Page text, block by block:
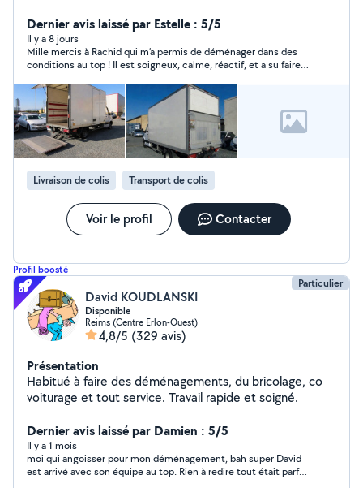
contacter pour plus d'informations.
Dernier avis laissé par Estelle : 5/5
Il y a 8 jours
Mille mercis à Rachid qui m’a permis de déménager dans des
conditions au top ! Il est soigneux, calme, réactif, et a su faire
de faire appel à lui !
Livraison de colis Transport de colis
Voir le profil Contacter
Profil boosté
Particulier
David KOUDLANSKI
Disponible
Reims (Centre Erlon-Ouest)
4,8/5 (329 avis)
Présentation
Habitué à faire des déménagements, du bricolage, co
voiturage et tout service. Travail rapide et soigné.
Dernier avis laissé par Damien : 5/5
Il y a 1 mois
moi qui angoisser pour mon déménagement, bah super David
est arrivé avec son équipe au top. Rien à redire tout était parfait